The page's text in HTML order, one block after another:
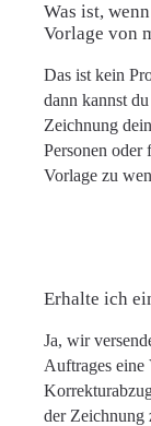
Was ist,
Vorlage von
Das ist kein
dann kannst
Zeichnung
Personen oder
Vorlage zu
Erhalte ich
Ja, wir
Auftrages
der Zeichnung